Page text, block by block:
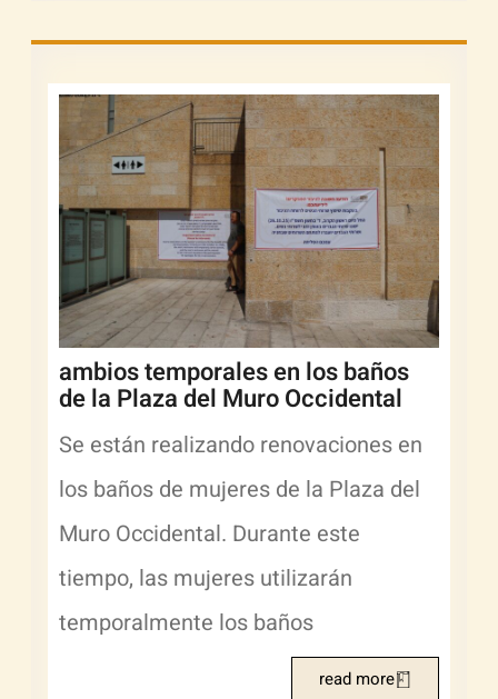
ambios temporales en los baños
de la Plaza del Muro Occidental
Se están realizando renovaciones en
los baños de mujeres de la Plaza del
Muro Occidental. Durante este
tiempo, las mujeres utilizarán
temporalmente los baños
read more